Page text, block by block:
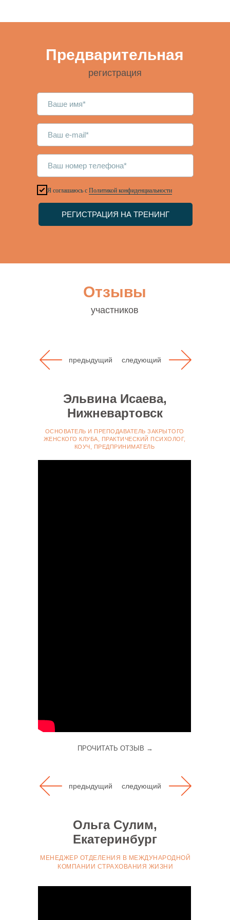
Я соглашаюсь с Политикой конфиденциальности
РЕГИСТРАЦИЯ НА ТРЕНИНГ
Предварительная
регистрация
Отзывы
участников
Эльвина Исаева,
Нижневартовск
ОСНОВАТЕЛЬ И ПРЕПОДАВАТЕЛЬ ЗАКРЫТОГО
ЖЕНСКОГО КЛУБА, ПРАКТИЧЕСКИЙ ПСИХОЛОГ,
КОУЧ, ПРЕДПРИНИМАТЕЛЬ
«Я действующий коуч, и только что
завершился мастер-класс Екатерины
Максимовой «Введение в коучинг».
Я заметила, что на рынке говорят о
следующий
предыдущий
ПРОЧИТАТЬ ОТЗЫВ →
Ольга Сулим,
Екатеринбург
МЕНЕДЖЕР ОТДЕЛЕНИЯ В МЕЖДУНАРОДНОЙ
КОМПАНИИ СТРАХОВАНИЯ ЖИЗНИ
следующий
предыдущий